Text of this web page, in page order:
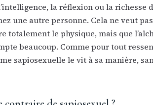
la réflexion ou la richesse
une autre personne. Cela ne veut
totalement le physique, mais que
beaucoup. Comme pour tout
sapiosexuelle le vit à sa manière,